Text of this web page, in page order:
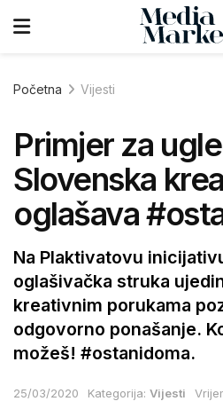
Početna Vijesti
Primjer za
Slovenska
oglašava
Na Plaktivatovu
oglašivačka struka
kreativnim porukama
odgovorno ponašanje.
možeš! #ostanidoma.
25/03/2020 Kategorija: Vijesti